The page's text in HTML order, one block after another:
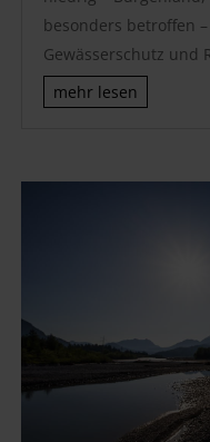
besonders betroffen
Gewässerschutz und
mehr lesen